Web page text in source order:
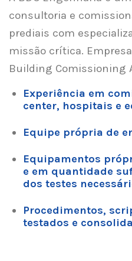
consultoria e
prediais com
missão crítica.
Building Comissioning
Experiência em
center, hospitais e
Equipe própria de
Equipamentos
e em quantidade
dos testes
Procedimentos,
testados e